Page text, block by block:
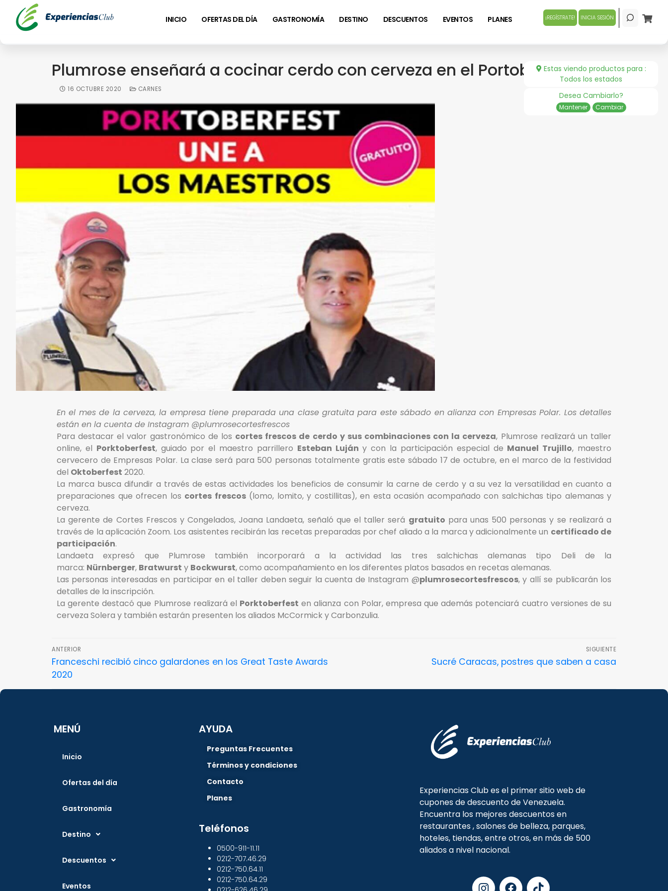
INICIO OFERTAS DEL DÍA GASTRONOMÍA DESTINO DESCUENTOS EVENTOS PLANES ¡REGÍSTRATE! INICIA SESIÓN
Estas viendo productos para :
Todos los estados
Desea Cambiarlo?
Mantener Cambiar
Plumrose enseñará a cocinar cerdo con cerveza en el Portoberfest
16 OCTUBRE 2020 CARNES
En el mes de la cerveza, la empresa tiene preparada una clase gratuita para este sábado en alianza con Empresas Polar. Los detalles
están en la cuenta de Instagram @plumrosecortesfrescos
Para destacar el valor gastronómico de los cortes frescos de cerdo y sus combinaciones con la cerveza, Plumrose realizará un taller
online, el Porktoberfest, guiado por el maestro parrillero Esteban Luján y con la participación especial de Manuel Trujillo, maestro
cervecero de Empresas Polar. La clase será para 500 personas totalmente gratis este sábado 17 de octubre, en el marco de la festividad
del Oktoberfest 2020.
La marca busca difundir a través de estas actividades los beneficios de consumir la carne de cerdo y a su vez la versatilidad en cuanto a
preparaciones que ofrecen los cortes frescos(lomo, lomito, y costillitas), en esta ocasión acompañado con salchichas tipo alemanas y
cerveza.
La gerente de Cortes Frescos y Congelados, Joana Landaeta, señaló que el taller será gratuito para unas 500 personas y se realizará a
través de la aplicación Zoom. Los asistentes recibirán las recetas preparadas por chef aliado a la marca y adicionalmente un certificado de
participación.
Landaeta expresó que Plumrose también incorporará a la actividad las tres salchichas alemanas tipo Deli de la
marca: Nürnberger, Bratwurst y Bockwurst, como acompañamiento en los diferentes platos basados en recetas alemanas.
Las personas interesadas en participar en el taller deben seguir la cuenta de Instagram @plumrosecortesfrescos, y allí se publicarán los
detalles de la inscripción.
La gerente destacó que Plumrose realizará el Porktoberfest en alianza con Polar, empresa que además potenciará cuatro versiones de su
cerveza Solera y también estarán presenten los aliados McCormick y Carbonzulia.
ANTERIOR
Franceschi recibió cinco galardones en los Great Taste Awards
2020
SIGUIENTE
Sucré Caracas, postres que saben a casa
MENÚ
Inicio
Ofertas del día
Gastronomía
Destino
Descuentos
Eventos
AYUDA
Preguntas Frecuentes
Términos y condiciones
Contacto
Planes
Teléfonos
0500-911-11.11
0212-707.46.29
0212-750.64.11
0212-750.64.29
Experiencias Club es el primer sitio web de
cupones de descuento de Venezuela.
Encuentra los mejores descuentos en
restaurantes , salones de belleza, parques,
hoteles, tiendas, entre otros, en más de 500
aliados a nivel nacional.